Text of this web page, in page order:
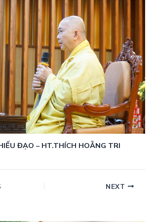
ĐẠO – HT.THÍCH HOẰNG TRI
NEXT